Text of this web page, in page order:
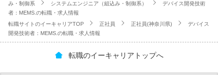
み・制御系
システムエンジニア（組込み・制御系）
デバイス開発技術
者：MEMS.の転職・求人情報
転職サイトのイーキャリアTOP
正社員 正社員(神奈川県)
デバイス
開発技術者：MEMS.の転職・求人情報
転職のイーキャリアトップへ